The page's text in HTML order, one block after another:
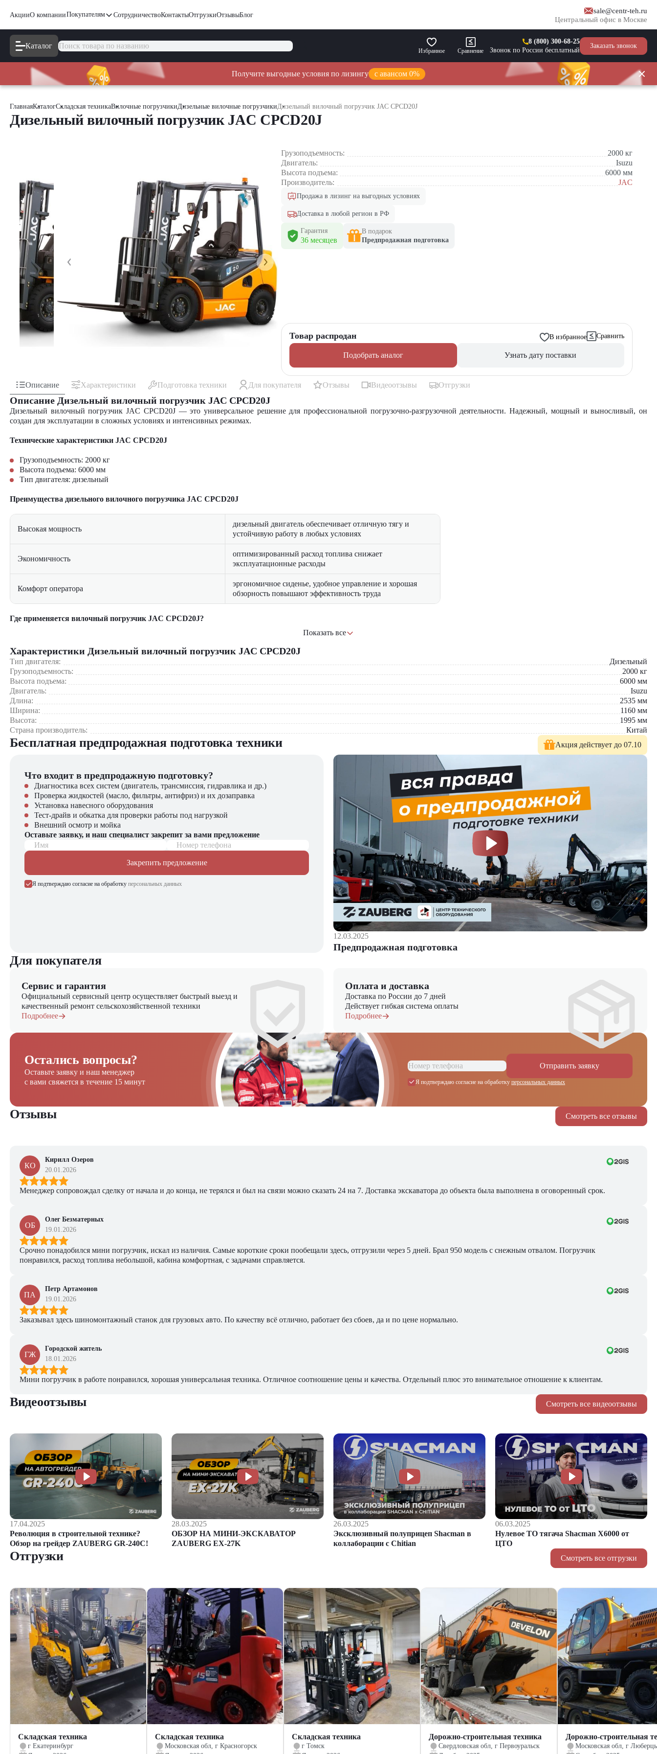
АкцииО компанииПокупателям СотрудничествоКонтактыОтгрузкиОтзывыБлог
sale@centr-teh.ru
Центральный офис в Москве
Каталог
Избранное Сравнение
8 (800) 300-68-25
Звонок по России бесплатный
Заказать звонок
Получите выгодные условия по лизингу с авансом 0%
ГлавнаяКаталогСкладская техникаВилочные погрузчикиДизельные вилочные погрузчикиДизельный вилочный погрузчик JAC CPCD20J
Дизельный вилочный погрузчик JAC CPCD20J
Грузоподъемность: 2000 кг
Двигатель:
Isuzu
Высота подъема:
6000 мм
Производитель:
JAC
Продажа в лизинг на выгодных условиях
Доставка в любой регион в РФ
Гарантия
36 месяцев
В подарок
Предпродажная подготовка
Товар распродан В избранное Сравнить
Подобрать аналог Узнать дату поставки
Описание Характеристики Подготовка техники Для покупателя Отзывы Видеоотзывы Отгрузки
Описание Дизельный вилочный погрузчик JAC CPCD20J
Дизельный вилочный погрузчик JAC CPCD20J — это универсальное решение для профессиональной погрузочно-разгрузочной деятельности. Надежный, мощный и выносливый, он
создан для эксплуатации в сложных условиях и интенсивных режимах.
Технические характеристики JAC CPCD20J
Грузоподъемность: 2000 кг
Высота подъема: 6000 мм
Тип двигателя: дизельный
Преимущества дизельного вилочного погрузчика JAC CPCD20J
Высокая мощность
дизельный двигатель обеспечивает отличную тягу и
устойчивую работу в любых условиях
Экономичность
оптимизированный расход топлива снижает
эксплуатационные расходы
Комфорт оператора
эргономичное сиденье, удобное управление и хорошая
обзорность повышают эффективность труда
Где применяется вилочный погрузчик JAC CPCD20J?
Заводы и производственные линии
Строительные объекты
Оптово-торговые базы
Сельское хозяйство и агропромышленные комплексы
Почему стоит выбрать JAC CPCD20J?
Высокая производительность при оптимальных габаритах
Простота обслуживания и ремонта
Прочная конструкция и защита от перегрузок
Выгодное соотношение цены и качества от бренда JAC
Компания "ЦТО" – официальный дилер техники JAC, предлагающий новые модели складского оборудования с гарантией. У нас вы найдете: широкий выбор спецтехники, вилочных
погрузчиков, малой складской техники, навесного оборудования, запчасти для долгосрочной эксплуатации, профессиональные консультации по выбору техники.
Показать все
Характеристики Дизельный вилочный погрузчик JAC CPCD20J
Тип двигателя:
Дизельный
Грузоподъемность:
2000 кг
Высота подъема:
6000 мм
Двигатель:
Isuzu
Длина:
2535 мм
Ширина:
1160 мм
Высота:
1995 мм
Страна производитель:
Китай
Бесплатная предпродажная подготовка техники Акция действует до 07.10
Что входит в предпродажную подготовку?
Диагностика всех систем (двигатель, трансмиссия, гидравлика и др.)
Проверка жидкостей (масло, фильтры, антифриз) и их дозаправка
Установка навесного оборудования
Тест-драйв и обкатка для проверки работы под нагрузкой
Внешний осмотр и мойка
Оставьте заявку, и наш специалист закрепит за вами предложение
Имя
Номер телефона
Закрепить предложение
Я подтверждаю согласие на обработку персональных данных
12.03.2025
Предпродажная подготовка
Для покупателя
Сервис и гарантия
Официальный сервисный центр осуществляет быстрый выезд и
качественный ремонт сельскохозяйственной техники
Подробнее
Оплата и доставка
Доставка по России до 7 дней
Действует гибкая система оплаты
Подробнее
Остались вопросы?
Оставьте заявку и наш менеджер
с вами свяжется в течение 15 минут
Отправить заявку
Я подтверждаю согласие на обработку персональных данных
Смотреть все отзывы
Отзывы
КО
Кирилл Озеров
20.01.2026
Менеджер сопровождал сделку от начала и до конца, не терялся и был на связи можно сказать 24 на 7. Доставка экскаватора до объекта была выполнена в оговоренный срок.
ОБ
Олег Безматерных
19.01.2026
Срочно понадобился мини погрузчик, искал из наличия. Самые короткие сроки пообещали здесь, отгрузили через 5 дней. Брал 950 модель с снежным отвалом. Погрузчик
понравился, расход топлива небольшой, кабина комфортная, с задачами справляется.
ПА
Петр Артамонов
19.01.2026
Заказывал здесь шиномонтажный станок для грузовых авто. По качеству всё отлично, работает без сбоев, да и по цене нормально.
ГЖ
Городской житель
18.01.2026
Мини погрузчик в работе понравился, хорошая универсальная техника. Отличное соотношение цены и качества. Отдельный плюс это внимательное отношение к клиентам.
Смотреть все видеоотзывы
Видеоотзывы
17.04.2025
Революция в строительной технике?
Обзор на грейдер ZAUBERG GR-240C!
28.03.2025
ОБЗОР НА МИНИ-ЭКСКАВАТОР
ZAUBERG EX-27K
26.03.2025
Эксклюзивный полуприцеп Shacman в
коллаборации с Chitian
06.03.2025
Нулевое ТО тягача Shacman Х6000 от
ЦТО
Смотреть все отгрузки
Отгрузки
Складская техника
г Екатеринбург
Складская техника
Московская обл, г Красногорск
Складская техника
г Томск
Дорожно-строительная техника
Свердловская обл, г Первоуральск
Дорожно-строительная
Московская обл, г